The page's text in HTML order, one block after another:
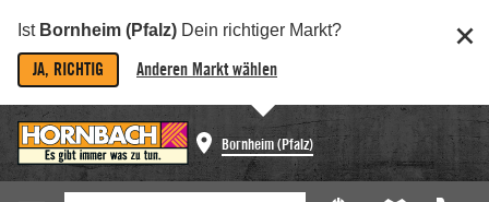
Ist Bornheim (Pfalz) Dein richtiger Markt?
JA, RICHTIG Anderen Markt wählen
Bornheim (Pfalz)